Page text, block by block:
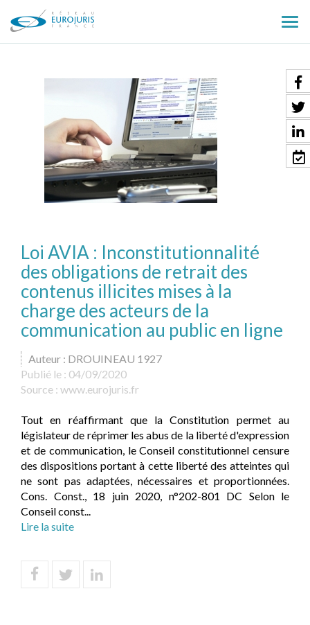
le
Loi AVIA : Inconstitutionnalité
des obligations de retrait des
contenus illicites mises à la
charge des acteurs de la
communication au public en ligne
Auteur : DROUINEAU 1927
Publié le : 04/09/2020
Source : www.eurojuris.fr
Tout en réaffirmant que la Constitution permet au
législateur de réprimer les abus de la liberté d'expression
et de communication, le Conseil constitutionnel censure
des dispositions portant à cette liberté des atteintes qui
ne sont pas adaptées, nécessaires et proportionnées.
Cons. Const., 18 juin 2020, n°202-801 DC Selon le
Conseil const...
Lire la suite